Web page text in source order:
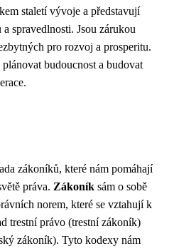
staletí vývoje a představují
spravedlnosti. Jsou zárukou
pro rozvoj a prosperitu.
budoucnost a budovat
zákoníků, které nám pomáhají
práva. Zákoník sám o sobě
norem, které se vztahují k
trestní právo (trestní zákoník)
zákoník). Tyto kodexy nám